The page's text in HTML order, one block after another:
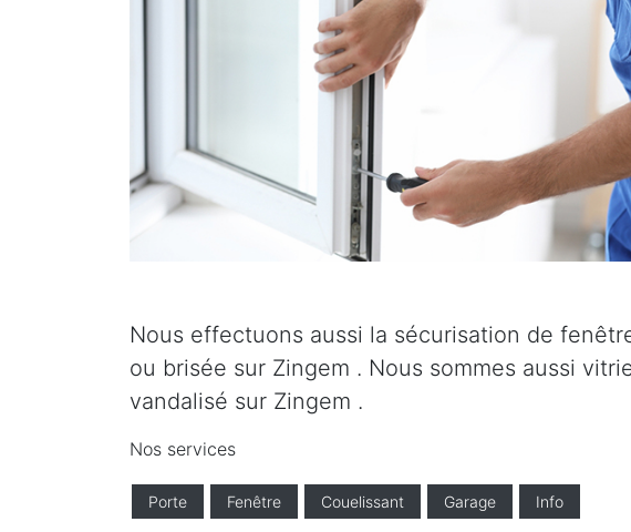
Nous effectuons aussi la sécurisation de
ou brisée sur Zingem . Nous sommes aussi
vandalisé sur Zingem .
Nos services
Porte Fenêtre Couelissant Garage Info